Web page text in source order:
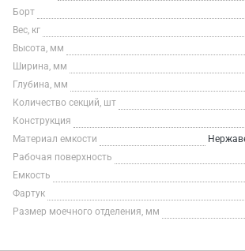
Борт
Вес, кг
Высота, мм
Ширина, мм
Глубина, мм
Количество секций, шт
Конструкция
Материал емкости
Рабочая поверхность
Емкость
Фартук
Размер моечного отделения, мм